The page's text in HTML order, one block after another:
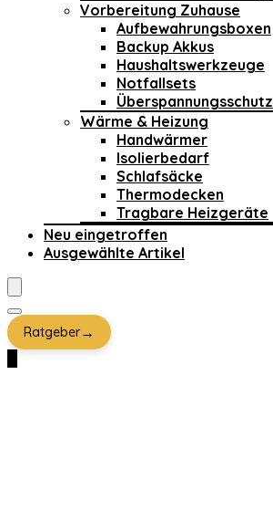
Vorbereitung Zuhause
Aufbewahrungsboxen
Backup Akkus
Haushaltswerkzeuge
Notfallsets
Überspannungsschutz
Wärme & Heizung
Handwärmer
Isolierbedarf
Schlafsäcke
Thermodecken
Tragbare Heizgeräte
Neu eingetroffen
Ausgewählte Artikel
Ratgeber→